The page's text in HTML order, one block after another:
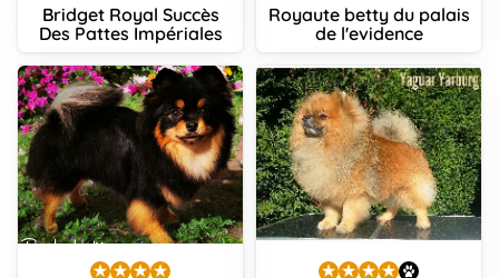
Bridget Royal Succès
Des Pattes Impériales
Royaute betty du palais
de l'evidence